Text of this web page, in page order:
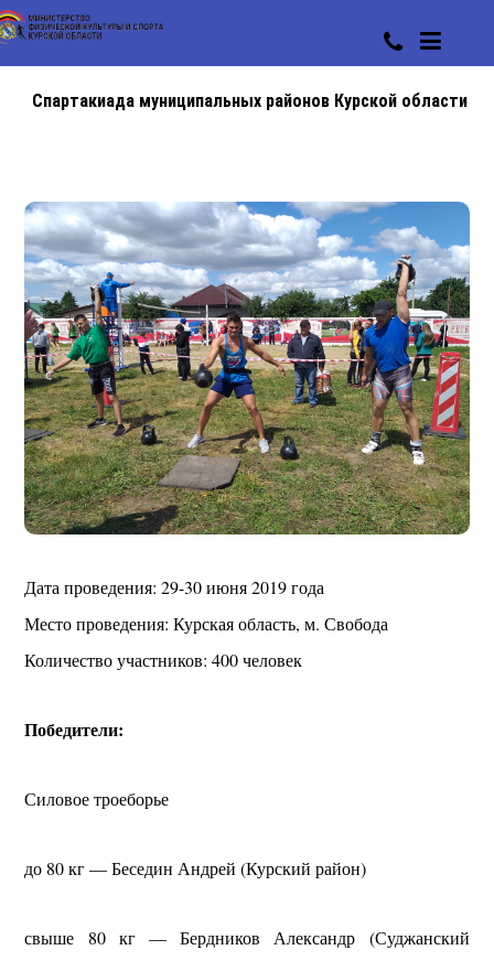
Спартакиада муниципальных районов Курской области
Дата проведения: 29-30 июня 2019 года
Место проведения: Курская область, м. Свобода
Количество участников: 400 человек
Победители:
Силовое троеборье
до 80 кг — Беседин Андрей (Курский район)
свыше 80 кг — Бердников Александр (Суджанский